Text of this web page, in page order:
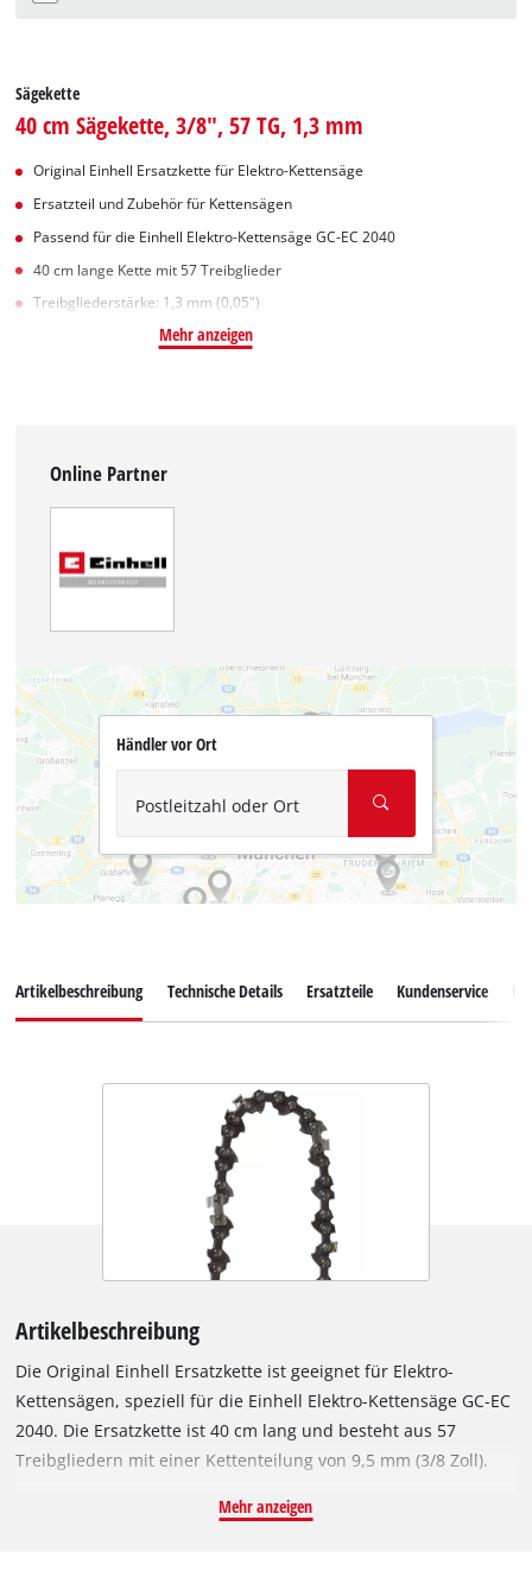
Sägekette
40 cm Sägekette, 3/8", 57 TG, 1,3 mm
Original Einhell Ersatzkette für Elektro-Kettensäge
Ersatzteil und Zubehör für Kettensägen
Passend für die Einhell Elektro-Kettensäge GC-EC 2040
40 cm lange Kette mit 57 Treibglieder
Treibgliederstärke: 1,3 mm (0,05")
Mehr anzeigen
Online Partner
Händler vor Ort
Postleitzahl oder Ort
Artikelbeschreibung Technische Details Ersatzteile Kundenservice
Artikelbeschreibung
Die Original Einhell Ersatzkette ist geeignet für Elektro-
Kettensägen, speziell für die Einhell Elektro-Kettensäge GC-EC
2040. Die Ersatzkette ist 40 cm lang und besteht aus 57
Treibgliedern mit einer Kettenteilung von 9,5 mm (3/8 Zoll).
Mehr anzeigen